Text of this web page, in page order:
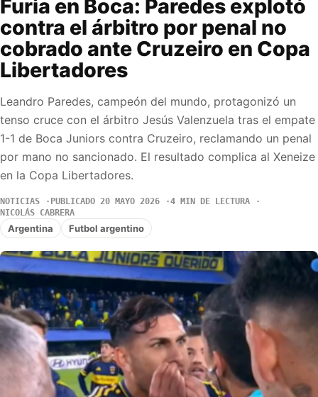
Furia en Boca: Paredes explotó
contra el árbitro por penal no
cobrado ante Cruzeiro en Copa
Libertadores
Leandro Paredes, campeón del mundo, protagonizó un
tenso cruce con el árbitro Jesús Valenzuela tras el empate
1-1 de Boca Juniors contra Cruzeiro, reclamando un penal
por mano no sancionado. El resultado complica al Xeneize
en la Copa Libertadores.
NOTICIAS PUBLICADO 20 MAYO 2026
4 MIN DE LECTURA
NICOLÁS CABRERA
Argentina Futbol argentino